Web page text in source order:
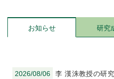
お知らせ 研究
2026/08/06
李 漢洙教授の研